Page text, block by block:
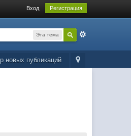
Вход Регистрация
Эта тема
новых публикаций